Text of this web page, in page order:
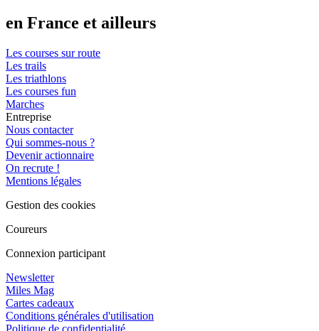
en France et ailleurs
Les courses sur route
Les trails
Les triathlons
Les courses fun
Marches
Entreprise
Nous contacter
Qui sommes-nous ?
Devenir actionnaire
On recrute !
Mentions légales
Gestion des cookies
Coureurs
Connexion participant
Newsletter
Miles Mag
Cartes cadeaux
Conditions générales d'utilisation
Politique de confidentialité